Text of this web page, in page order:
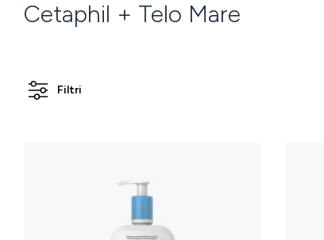
Cetaphil + Telo Mare
Filtri